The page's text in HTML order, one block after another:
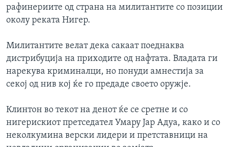
рафинериите од страна на милитантите со позиции
околу реката Нигер.
Милитантите велат дека сакаат поеднаква
дистрибуција на приходите од нафтата. Владата ги
нарекува криминалци, но понуди амнестија за
секој од нив кој ќе го предаде своето оружје.
Клинтон во текот на денот ќе се сретне и со
нигерискиот претседател Умару Јар Адуа, како и со
неколкумина верски лидери и претставници на